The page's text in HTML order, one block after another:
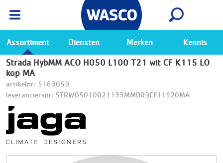
Ga naar de Wasco app
Bekijk
Assortiment Diensten Merken Kennis
Strada HybMM ACO H050 L100 T21 wit CF K115 LO
kop MA
artikelnr: 5163059
leveranciersnr: STRW05010021133MMD09CF11520MA